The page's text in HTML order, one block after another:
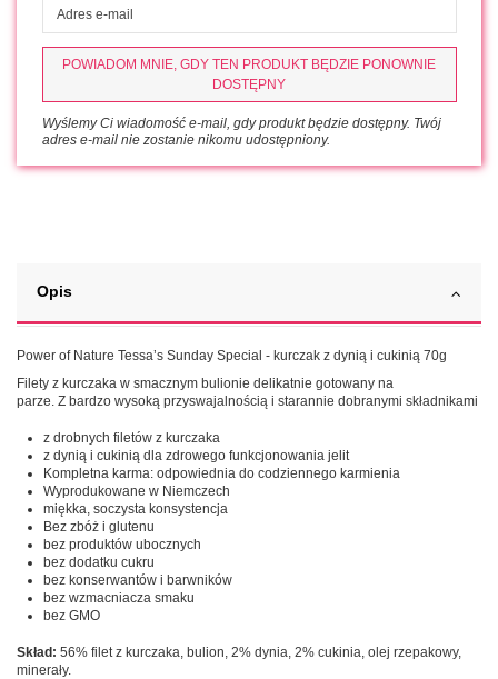
POWIADOM MNIE, GDY TEN PRODUKT BĘDZIE PONOWNIE
DOSTĘPNY
Wyślemy Ci wiadomość e-mail, gdy produkt będzie dostępny. Twój
adres e-mail nie zostanie nikomu udostępniony.
Opis
Power of Nature Tessa’s Sunday Special - kurczak z dynią i cukinią 70g
Filety z kurczaka w smacznym bulionie delikatnie gotowany na
parze. Z bardzo wysoką przyswajalnością i starannie dobranymi składnikami
z drobnych filetów z kurczaka
z dynią i cukinią dla zdrowego funkcjonowania jelit
Kompletna karma: odpowiednia do codziennego karmienia
Wyprodukowane w Niemczech
miękka, soczysta konsystencja
Bez zbóż i glutenu
bez produktów ubocznych
bez dodatku cukru
bez konserwantów i barwników
bez wzmacniacza smaku
bez GMO
Skład: 56% filet z kurczaka, bulion, 2% dynia, 2% cukinia, olej rzepakowy,
minerały.